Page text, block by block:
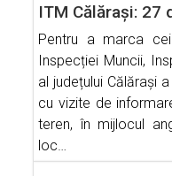
ITM Călărași: 27
Pentru a marca
Inspecției Muncii,
al județului Călărași
cu vizite de
teren, în mijlocul
loc…